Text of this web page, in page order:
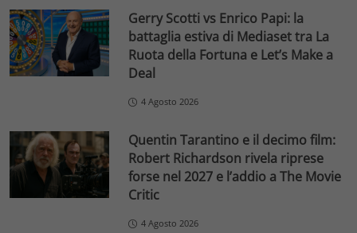
Gerry Scotti vs Enrico Papi: la
battaglia estiva di Mediaset tra La
Ruota della Fortuna e Let’s Make a
Deal
4 Agosto 2026
Quentin Tarantino e il decimo film:
Robert Richardson rivela riprese
forse nel 2027 e l’addio a The Movie
Critic
4 Agosto 2026